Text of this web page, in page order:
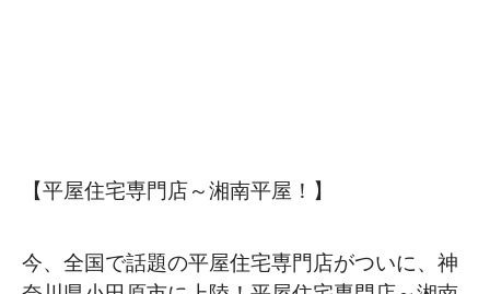
【平屋住宅専門店～湘南平屋！】
今、全国で話題の平屋住宅専門店がついに、神